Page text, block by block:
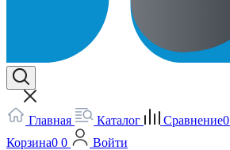
Главная Каталог Сравнение0
Корзина0 0
Войти